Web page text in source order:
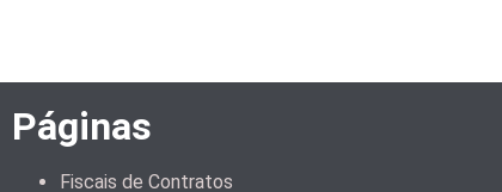
Páginas
Fiscais de Contratos